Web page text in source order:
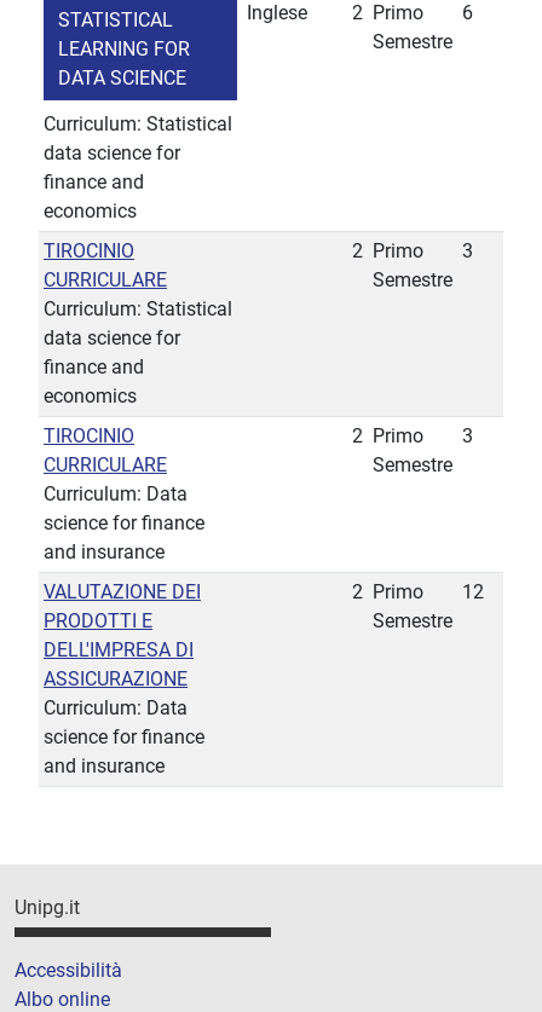
STATISTICAL
LEARNING FOR
DATA SCIENCE
Curriculum: Statistical
data science for
finance and
economics
Inglese 2 Primo
Semestre
6
TIROCINIO
CURRICULARE
Curriculum: Statistical
data science for
finance and
economics
2 Primo
Semestre
3
TIROCINIO
CURRICULARE
Curriculum: Data
science for finance
and insurance
2 Primo
Semestre
3
VALUTAZIONE DEI
PRODOTTI E
DELL'IMPRESA DI
ASSICURAZIONE
Curriculum: Data
science for finance
and insurance
2 Primo
Semestre
12
Unipg.it
Accessibilità
Albo online